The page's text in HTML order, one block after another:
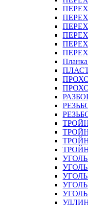
Планка